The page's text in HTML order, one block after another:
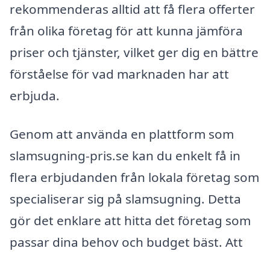
rekommenderas alltid att få flera offerter
från olika företag för att kunna jämföra
priser och tjänster, vilket ger dig en bättre
förståelse för vad marknaden har att
erbjuda.
Genom att använda en plattform som
slamsugning-pris.se kan du enkelt få in
flera erbjudanden från lokala företag som
specialiserar sig på slamsugning. Detta
gör det enklare att hitta det företag som
passar dina behov och budget bäst. Att